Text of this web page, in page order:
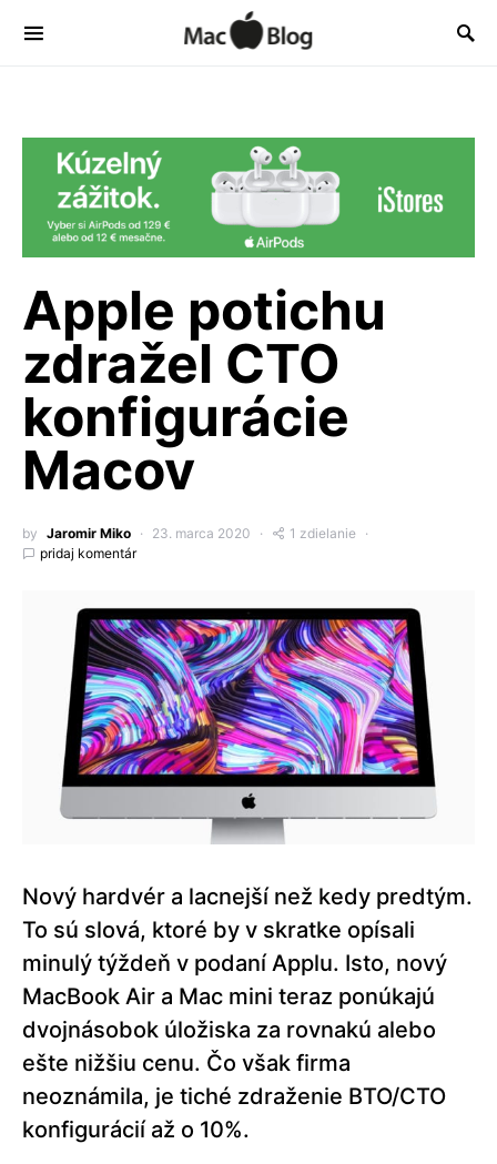
Apple potichu
zdražel CTO
konfigurácie
Macov
by Jaromir Miko 23. marca 2020
1 zdielanie
pridaj komentár
Nový hardvér a lacnejší než kedy predtým.
To sú slová, ktoré by v skratke opísali
minulý týždeň v podaní Applu. Isto, nový
MacBook Air a Mac mini teraz ponúkajú
dvojnásobok úložiska za rovnakú alebo
ešte nižšiu cenu. Čo však firma
neoznámila, je tiché zdraženie BTO/CTO
konfigurácií až o 10%.